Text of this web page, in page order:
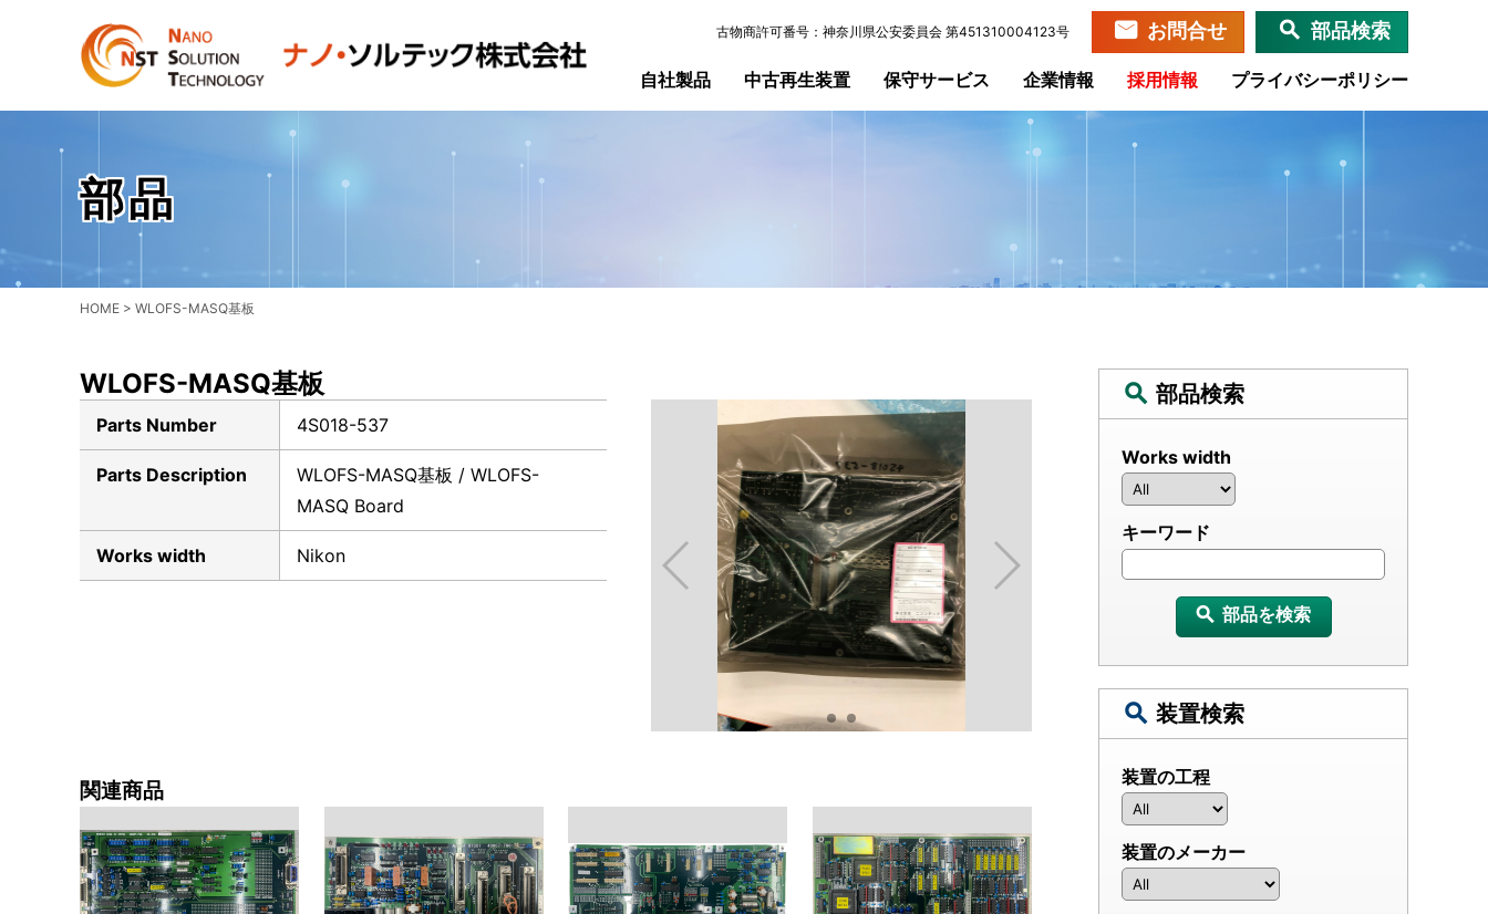
古物商許可番号：神奈川県公安委員会 第451310004123号 お問合せ 部品検索
自社製品 中古再生装置 保守サービス 企業情報 採用情報 プライバシーポリシー
部品
HOME > WLOFS-MASQ基板
WLOFS-MASQ基板
Parts Number 4S018-537
Parts Description
WLOFS-MASQ基板 / WLOFS-
MASQ Board
Works width Nikon
関連商品
部品検索
Works width
キーワード
部品を検索
装置検索
装置の工程
装置のメーカー